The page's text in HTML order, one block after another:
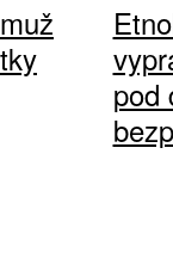
pod